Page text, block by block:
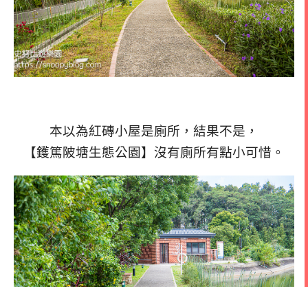
本以為紅磚小屋是廁所，結果不是，
【鑊篤陂塘生態公園】沒有廁所有點小可惜。